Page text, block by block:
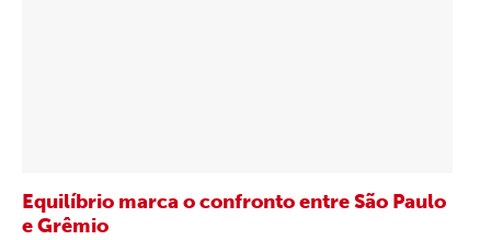
Equilíbrio marca o confronto entre São Paulo
e Grêmio